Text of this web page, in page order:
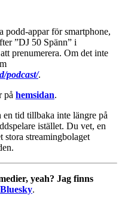
podd-appar för smartphone,
”DJ 50 Spänn” i
prenumerera. Om det inte
podcast/.
på hemsidan.
en tid tillbaka inte längre på
istället. Du vet, en
stora streamingbolaget
yeah? Jag finns
Bluesky.